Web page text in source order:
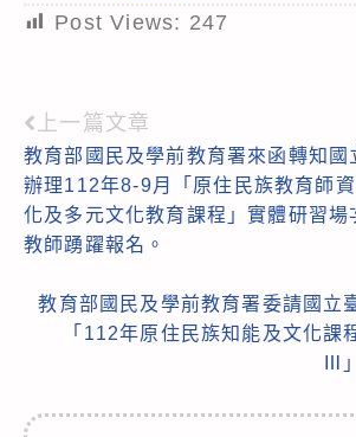
Post Views: 247
Read
more
articles
上一篇文章
教育部國民及學前教育署來函轉知國
辦理112年8-9月「原住民族教育師
化及多元文化教育課程」實體研習場
教師踴躍報名。
教育部國民及學前教育署委請國立
「112年原住民族知能及文化課
Ⅲ